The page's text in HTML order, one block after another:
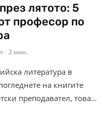
лятото: 5
професор по
2 мин.
литература в
на книгите
преподавател, това…